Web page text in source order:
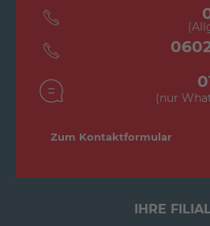
(nur
Zum Kontaktformular
IHRE